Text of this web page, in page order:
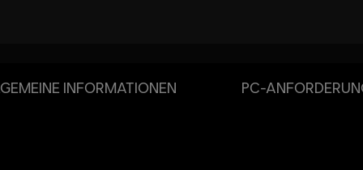
INFORMATIONEN PC-